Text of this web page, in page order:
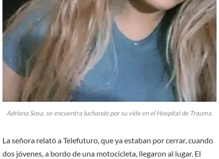
Adriana Sosa, se encuentra luchando por su vida en el Hospital de Trauma.
La señora relató a Telefuturo, que ya estaban por cerrar, cuando
dos jóvenes, a bordo de una motocicleta, llegaron al lugar. El